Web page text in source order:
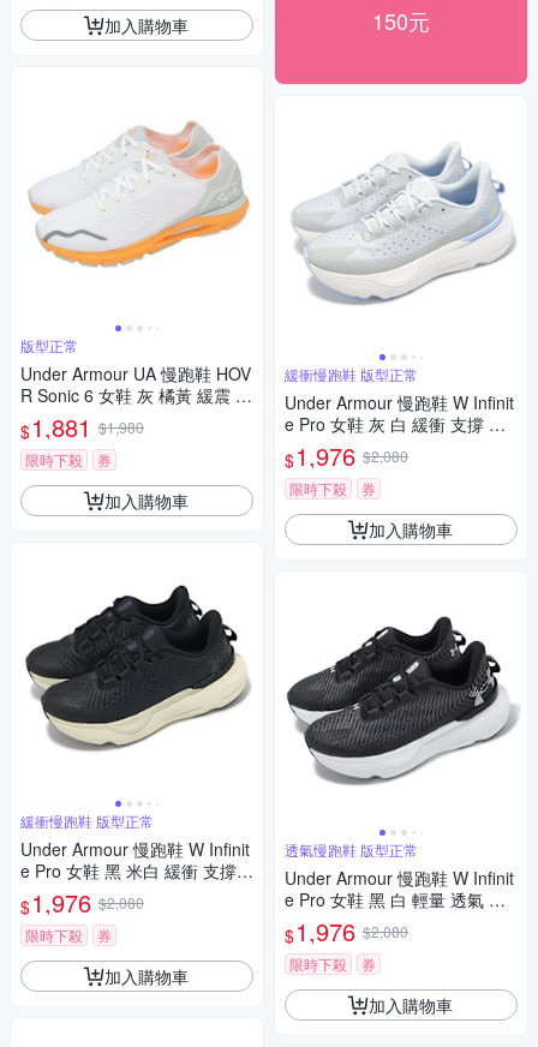
加入購物車
版型正常
Under Armour UA 慢跑鞋 HOV
R Sonic 6 女鞋 灰 橘黃 緩震 運
動鞋 UA 3026128106
$1,881 $1,980
限時下殺
券
加入購物車
緩衝慢跑鞋 版型正常
Under Armour 慢跑鞋 W Infinit
e Pro 女鞋 黑 米白 緩衝 支撐
運動鞋 UA 3027200004
$1,976 $2,080
限時下殺
券
加入購物車
150元
緩衝慢跑鞋 版型正常
Under Armour 慢跑鞋 W Infinit
e Pro 女鞋 灰 白 緩衝 支撐 運
動鞋 UA 3027200106
$1,976 $2,080
限時下殺
券
加入購物車
透氣慢跑鞋 版型正常
Under Armour 慢跑鞋 W Infinit
e Pro 女鞋 黑 白 輕量 透氣 緩
震 路跑 運動鞋 UA 302720000
1
$1,976 $2,080
限時下殺
券
加入購物車